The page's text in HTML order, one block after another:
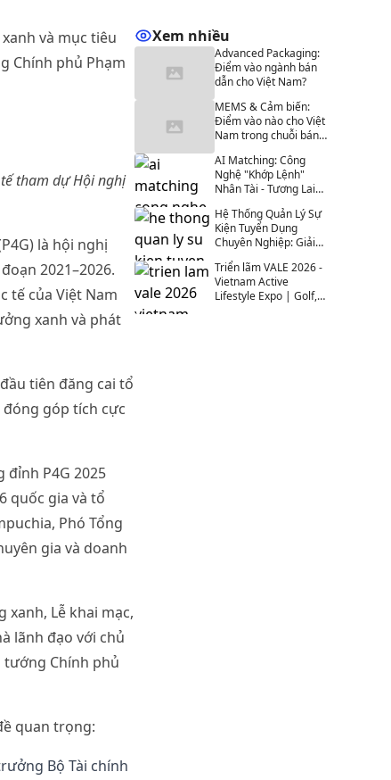
và mục tiêu
Chính phủ Phạm
tham dự Hội nghị
là hội nghị
2021–2026.
tế của Việt Nam
xanh và phát
tiên đăng cai tổ
góp tích cực
đỉnh P4G 2025
quốc gia và tổ
Phó Tổng
gia và doanh
Lễ khai mạc,
lãnh đạo với chủ
Chính phủ
quan trọng:
Bộ Tài chính
Xem nhiều
Advanced Packaging:
Điểm vào ngành bán
dẫn cho Việt Nam?
MEMS & Cảm biến:
Điểm vào nào cho Việt
Nam trong chuỗi bán
AI Matching: Công
Nghệ "Khớp Lệnh"
Nhân Tài - Tương Lai
Sự Kiện
Hệ Thống Quản Lý Sự
Kiện Tuyển Dụng
Chuyên Nghiệp: Giải
Tuyển Dụng 4.0
Triển lãm VALE 2026 -
Vietnam Active
Lifestyle Expo | Golf,